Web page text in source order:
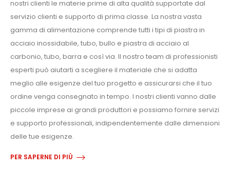
nostri clienti le materie prime di alta qualità supportate dal
servizio clienti e supporto di prima classe. La nostra vasta
gamma di alimentazione comprende tutti i tipi di piastra in
acciaio inossidabile, tubo, bullo e piastra di acciaio al
carbonio, tubo, barra e così via. Il nostro team di professionisti
esperti può aiutarti a scegliere il materiale che si adatta
meglio alle esigenze del tuo progetto e assicurarsi che il tuo
ordine venga consegnato in tempo. I nostri clienti vanno dalle
piccole imprese ai grandi produttori e possiamo fornire servizi
e supporto professionali, indipendentemente dalle dimensioni
delle tue esigenze.
PER SAPERNE DI PIÙ